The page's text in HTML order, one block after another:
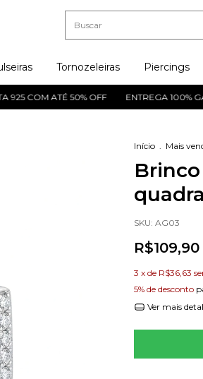
Tornozeleiras Piercings
COM ATÉ 50% OFF ENTREGA 100%
Início . Mais
SKU: AG03
R$109,90
3 x de R$36,63
5% de desconto
Ver mais